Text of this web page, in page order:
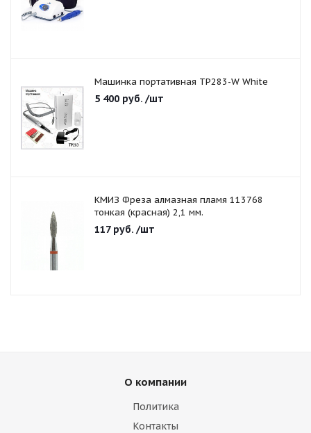
Машинка портативная TP283-W White
5 400 руб. /шт
КМИЗ Фреза алмазная пламя 113768
тонкая (красная) 2,1 мм.
117руб. /шт
О компании
Политика
Контакты